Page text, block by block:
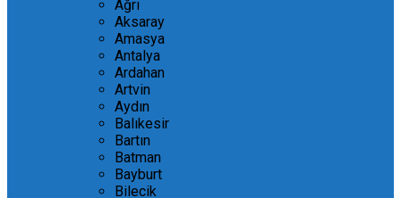
Ağrı
Aksaray
Amasya
Antalya
Ardahan
Artvin
Aydın
Balıkesir
Bartın
Batman
Bayburt
Bilecik